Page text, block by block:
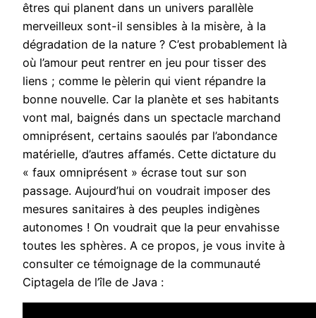
êtres qui planent dans un univers parallèle
merveilleux sont-il sensibles à la misère, à la
dégradation de la nature ? C’est probablement là
où l’amour peut rentrer en jeu pour tisser des
liens ; comme le pèlerin qui vient répandre la
bonne nouvelle. Car la planète et ses habitants
vont mal, baignés dans un spectacle marchand
omniprésent, certains saoulés par l’abondance
matérielle, d’autres affamés. Cette dictature du
« faux omniprésent » écrase tout sur son
passage. Aujourd’hui on voudrait imposer des
mesures sanitaires à des peuples indigènes
autonomes ! On voudrait que la peur envahisse
toutes les sphères. A ce propos, je vous invite à
consulter ce témoignage de la communauté
Ciptagela de l’île de Java :